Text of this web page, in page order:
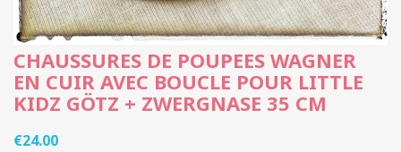
CHAUSSURES DE POUPEES WAGNER
EN CUIR AVEC BOUCLE POUR LITTLE
KIDZ GÖTZ + ZWERGNASE 35 CM
€24.00